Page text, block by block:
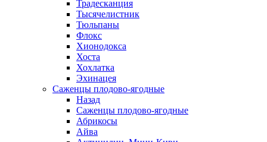
Традесканция
Тысячелистник
Тюльпаны
Флокс
Хионодокса
Хоста
Хохлатка
Эхинацея
Саженцы плодово-ягодные
Назад
Саженцы плодово-ягодные
Абрикосы
Айва